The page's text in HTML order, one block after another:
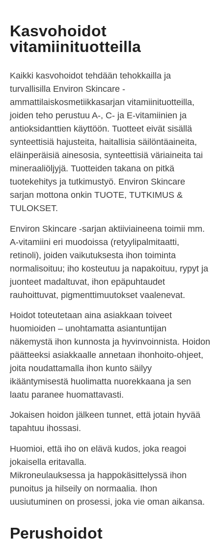
Kasvohoidot
vitamiinituotteilla
Kaikki kasvohoidot tehdään tehokkailla ja
turvallisilla Environ Skincare -
ammattilaiskosmetiikkasarjan vitamiinituotteilla,
joiden teho perustuu A-, C- ja E-vitamiinien ja
antioksidanttien käyttöön. Tuotteet eivät sisällä
synteettisiä hajusteita, haitallisia säilöntäaineita,
eläinperäisiä ainesosia, synteettisiä väriaineita tai
mineraaliöljyjä. Tuotteiden takana on pitkä
tuotekehitys ja tutkimustyö. Environ Skincare
sarjan mottona onkin TUOTE, TUTKIMUS &
TULOKSET.
Environ Skincare -sarjan aktiiviaineena toimii mm.
A-vitamiini eri muodoissa (retyylipalmitaatti,
retinoli), joiden vaikutuksesta ihon toiminta
normalisoituu; iho kosteutuu ja napakoituu, rypyt ja
juonteet madaltuvat, ihon epäpuhtaudet
rauhoittuvat, pigmenttimuutokset vaalenevat.
Hoidot toteutetaan aina asiakkaan toiveet
huomioiden – unohtamatta asiantuntijan
näkemystä ihon kunnosta ja hyvinvoinnista. Hoidon
päätteeksi asiakkaalle annetaan ihonhoito-ohjeet,
joita noudattamalla ihon kunto säilyy
ikääntymisestä huolimatta nuorekkaana ja sen
laatu paranee huomattavasti.
Jokaisen hoidon jälkeen tunnet, että jotain hyvää
tapahtuu ihossasi.
Huomioi, että iho on elävä kudos, joka reagoi
jokaisella eritavalla.
Mikroneulauksessa ja happokäsittelyssä ihon
punoitus ja hilseily on normaalia. Ihon
uusiutuminen on prosessi, joka vie oman aikansa.
Perushoidot